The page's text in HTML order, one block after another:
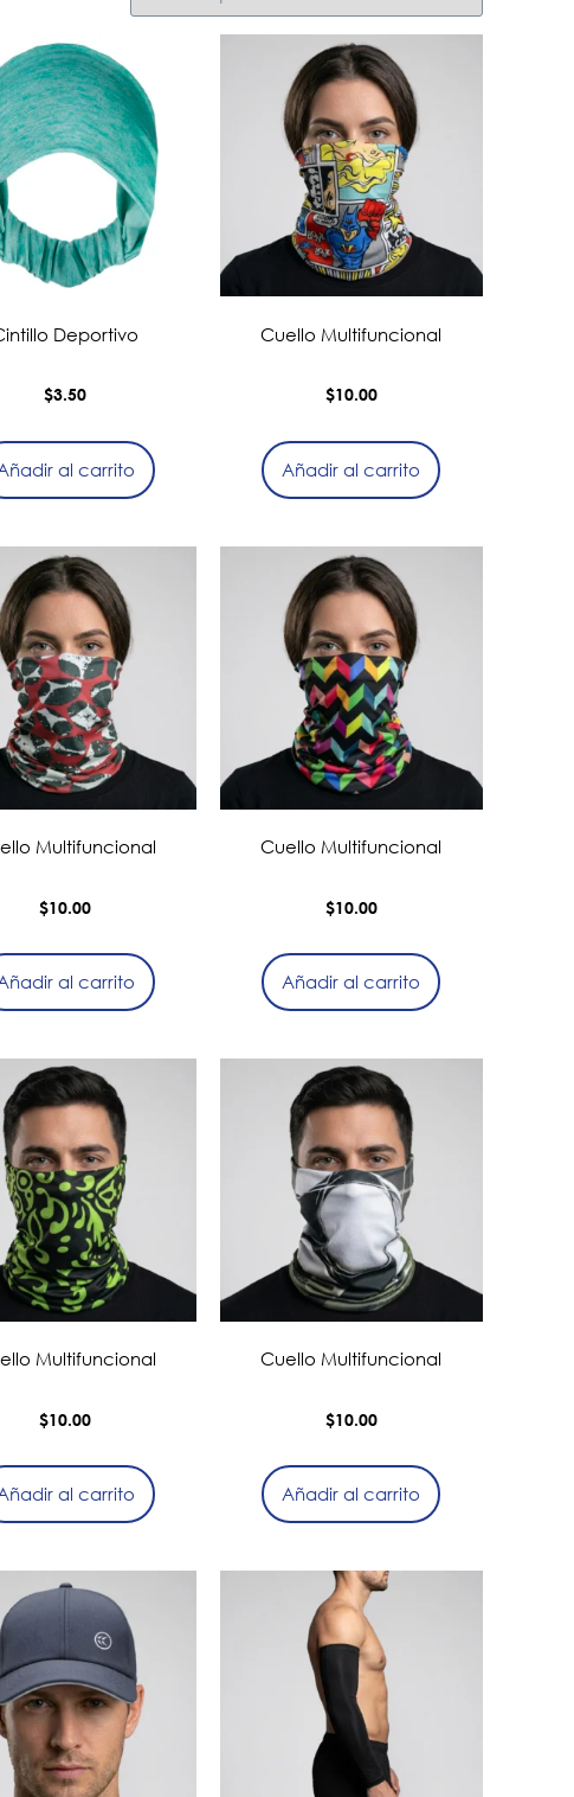
Deportivo
$3.50
al carrito
Cuello Multifuncional
$10.00
Añadir al carrito
Multifuncional
$10.00
al carrito
Cuello Multifuncional
$10.00
Añadir al carrito
Multifuncional
$10.00
al carrito
Cuello Multifuncional
$10.00
Añadir al carrito